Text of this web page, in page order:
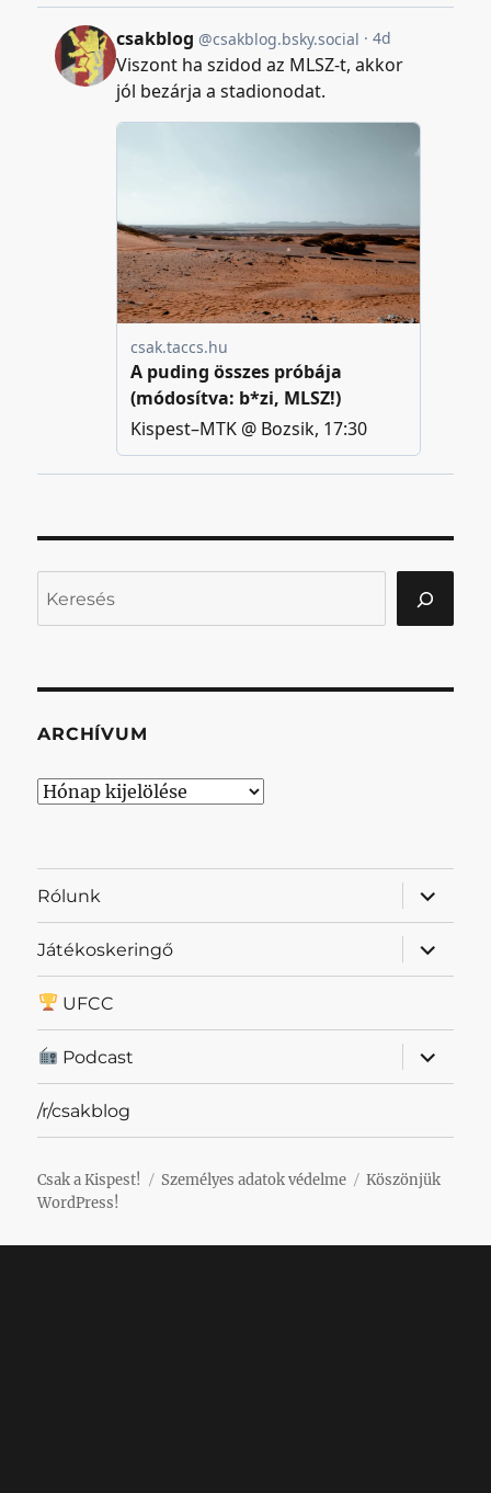
ARCHÍVUM
Archívum
Rólunk
almenü
Játékoskeringő
almenü
UFCC
Podcast
almenü
/r/csakblog
Csak a Kispest! Személyes adatok védelme
Köszönjük
WordPress!